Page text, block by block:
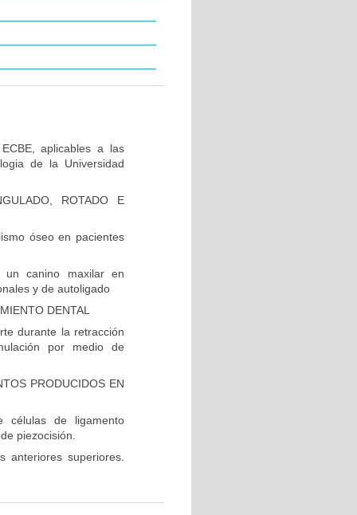
aplicables a las
de la Universidad
ROTADO E
óseo en pacientes
un canino maxilar en
y de autoligado
DENTAL
durante la retracción
por medio de
PRODUCIDOS EN
células de ligamento
piezocisión.
superiores.